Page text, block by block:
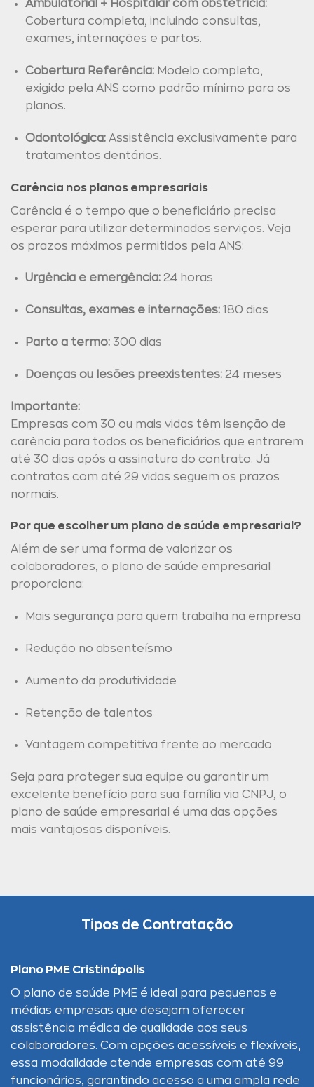
Ambulatorial + Hospitalar com obstetrícia:
Cobertura completa, incluindo consultas,
exames, internações e partos.
Cobertura Referência:Modelo completo,
exigido pela ANS como padrão mínimo para os
planos.
Odontológica:Assistência exclusivamente para
tratamentos dentários.
Carência nos planos empresariais
Carência é o tempo que o beneficiário precisa
esperar para utilizar determinados serviços. Veja
os prazos máximos permitidos pela ANS:
Urgência e emergência:24 horas
Consultas, exames e internações:180 dias
Parto a termo:300 dias
Doenças ou lesões preexistentes:24 meses
Importante:
Empresas com 30 ou mais vidas têm isenção de
carência para todos os beneficiários que entrarem
até 30 dias após a assinatura do contrato. Já
contratos com até 29 vidas seguem os prazos
normais.
Por que escolher um plano de saúde empresarial?
Além de ser uma forma de valorizar os
colaboradores, o plano de saúde empresarial
proporciona:
Mais segurança para quem trabalha na empresa
Redução no absenteísmo
Aumento da produtividade
Retenção de talentos
Vantagem competitiva frente ao mercado
Seja para proteger sua equipe ou garantir um
excelente benefício para sua família via CNPJ, o
plano de saúde empresarial é uma das opções
mais vantajosas disponíveis.
Tipos de Contratação
Plano PME Cristinápolis
O plano de saúde PME é ideal para pequenas e
médias empresas que desejam oferecer
assistência médica de qualidade aos seus
colaboradores. Com opções acessíveis e flexíveis,
essa modalidade atende empresas com até 99
funcionários, garantindo acesso a uma ampla rede